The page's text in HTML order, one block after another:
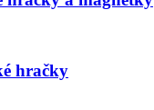
hračky